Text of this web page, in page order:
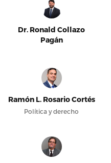
Dr. Ronald Collazo
Pagán
Ramón L. Rosario Cortés
Política y derecho